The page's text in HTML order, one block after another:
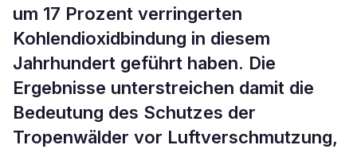
um 17 Prozent verringerten
Kohlendioxidbindung in diesem
Jahrhundert geführt haben. Die
Ergebnisse unterstreichen damit die
Bedeutung des Schutzes der
Tropenwälder vor Luftverschmutzung,